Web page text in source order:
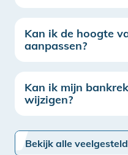
Kan ik de hoogte
aanpassen?
Kan ik mijn
wijzigen?
Bekijk alle